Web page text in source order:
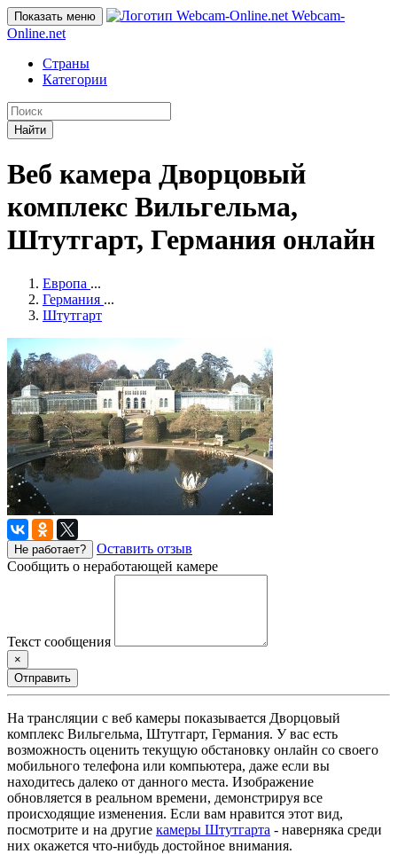
Показать меню
Webcam-
Online.net
Страны
Категории
Найти
Веб камера Дворцовый
комплекс Вильгельма,
Штутгарт, Германия онлайн
Европа ...
Германия ...
Штутгарт
Не работает?
Оставить отзыв
Сообщить о неработающей камере
Текст сообщения
×
Отправить
На трансляции с веб камеры показывается Дворцовый
комплекс Вильгельма, Штутгарт, Германия. У вас есть
возможность оценить текущую обстановку онлайн со своего
мобильного телефона или компьютера, даже если вы
находитесь далеко от данного места. Изображение
обновляется в реальном времени, демонстрируя все
происходящие изменения. Если вам нравится этот вид,
посмотрите и на другие камеры Штутгарта - наверняка среди
них окажется что-нибудь достойное внимания.